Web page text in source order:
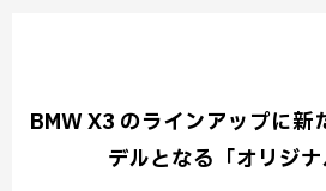
BMW X3 のラインアップに新
デルとなる「オリジ